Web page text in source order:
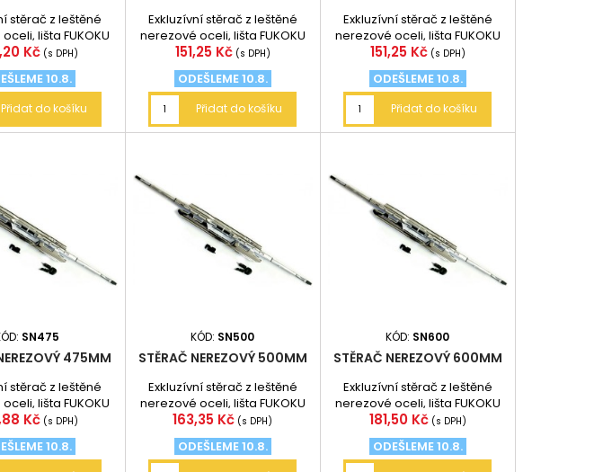
stěrač z leštěné
lišta FUKOKU
- odolná vůči UV
záření.
Kč (s DPH)
10.8.
Přidat do košíku
Exkluzívní stěrač z leštěné
nerezové oceli, lišta FUKOKU
Japonsko - odolná vůči UV
záření.
Cena
151,25 Kč (s DPH)
ODEŠLEME 10.8.
Přidat do košíku
Exkluzívní stěrač z leštěné
nerezové oceli, lišta FUKOKU
Japonsko - odolná vůči UV
záření.
Cena
151,25 Kč (s DPH)
ODEŠLEME 10.8.
Přidat do košíku
SN475
475MM
stěrač z leštěné
lišta FUKOKU
- odolná vůči UV
záření.
Kč (s DPH)
10.8.
KÓD: SN500
STĚRAČ NEREZOVÝ 500MM
Exkluzívní stěrač z leštěné
nerezové oceli, lišta FUKOKU
Japonsko - odolná vůči UV
záření.
Cena
163,35 Kč (s DPH)
ODEŠLEME 10.8.
KÓD: SN600
STĚRAČ NEREZOVÝ 600MM
Exkluzívní stěrač z leštěné
nerezové oceli, lišta FUKOKU
Japonsko - odolná vůči UV
záření.
Cena
181,50 Kč (s DPH)
ODEŠLEME 10.8.